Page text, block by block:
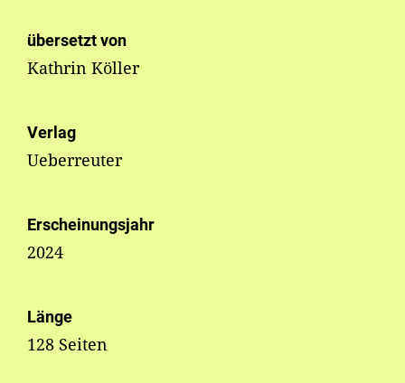
übersetzt von
Kathrin Köller
Verlag
Ueberreuter
Erscheinungsjahr
2024
Länge
128 Seiten